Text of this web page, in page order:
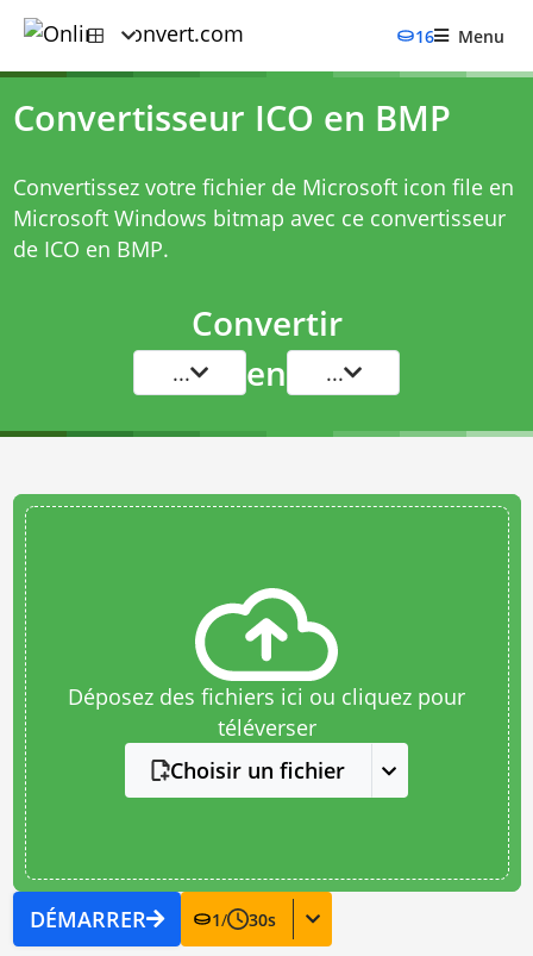
16 Menu
Convertisseur ICO en BMP
Convertissez votre fichier de Microsoft icon file en
Microsoft Windows bitmap avec ce convertisseur
de ICO en BMP.
Convertir
... en ...
Déposez des fichiers ici ou cliquez pour
téléverser
Choisir un fichier
DÉMARRER 1/ 30s